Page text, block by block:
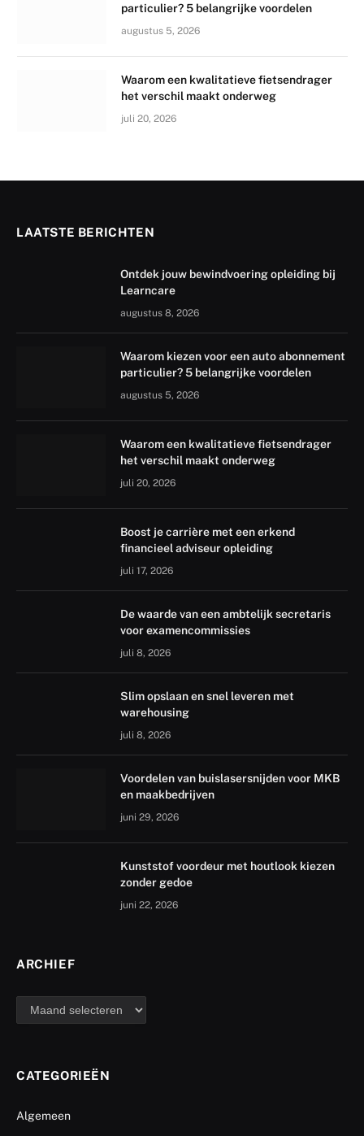
particulier? 5 belangrijke voordelen
augustus 5, 2026
Waarom een kwalitatieve fietsendrager
het verschil maakt onderweg
juli 20, 2026
LAATSTE BERICHTEN
Ontdek jouw bewindvoering opleiding bij
Learncare
augustus 8, 2026
Waarom kiezen voor een auto abonnement
particulier? 5 belangrijke voordelen
augustus 5, 2026
Waarom een kwalitatieve fietsendrager
het verschil maakt onderweg
juli 20, 2026
Boost je carrière met een erkend
financieel adviseur opleiding
juli 17, 2026
De waarde van een ambtelijk secretaris
voor examencommissies
juli 8, 2026
Slim opslaan en snel leveren met
warehousing
juli 8, 2026
Voordelen van buislasersnijden voor MKB
en maakbedrijven
juni 29, 2026
Kunststof voordeur met houtlook kiezen
zonder gedoe
juni 22, 2026
ARCHIEF
archief
CATEGORIEËN
Algemeen